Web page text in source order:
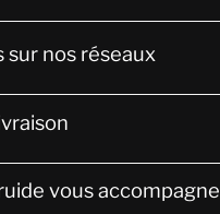
sur nos réseaux
vous accompagne